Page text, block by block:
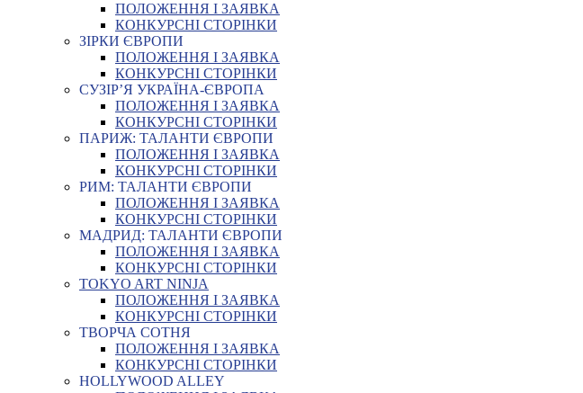
ПОЛОЖЕННЯ І ЗАЯВКА
КОНКУРСНІ СТОРІНКИ
ЗІРКИ ЄВРОПИ
ПОЛОЖЕННЯ І ЗАЯВКА
КОНКУРСНІ СТОРІНКИ
СУЗІР’Я УКРАЇНА-ЄВРОПА
ПОЛОЖЕННЯ І ЗАЯВКА
КОНКУРСНІ СТОРІНКИ
ПАРИЖ: ТАЛАНТИ ЄВРОПИ
ПОЛОЖЕННЯ І ЗАЯВКА
КОНКУРСНІ СТОРІНКИ
РИМ: ТАЛАНТИ ЄВРОПИ
ПОЛОЖЕННЯ І ЗАЯВКА
КОНКУРСНІ СТОРІНКИ
МАДРИД: ТАЛАНТИ ЄВРОПИ
ПОЛОЖЕННЯ І ЗАЯВКА
КОНКУРСНІ СТОРІНКИ
TOKYO ART NINJA
ПОЛОЖЕННЯ І ЗАЯВКА
КОНКУРСНІ СТОРІНКИ
ТВОРЧА СОТНЯ
ПОЛОЖЕННЯ І ЗАЯВКА
КОНКУРСНІ СТОРІНКИ
HOLLYWOOD ALLEY